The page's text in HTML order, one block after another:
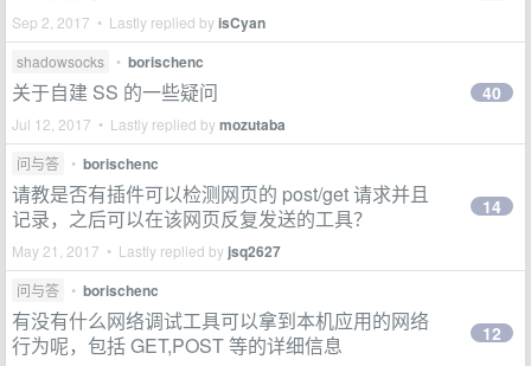
Sep 2, 2017 • Lastly replied byisCyan
shadowsocks • borischenc
关于自建 SS 的一些疑问
Jul 12, 2017 • Lastly replied bymozutaba
40
问与答 • borischenc
请教是否有插件可以检测网页的 post/get 请求并且
记录，之后可以在该网页反复发送的工具？
May 21, 2017 • Lastly replied by jsq2627
14
问与答 • borischenc
有没有什么网络调试工具可以拿到本机应用的网络
行为呢，包括 GET,POST 等的详细信息
12